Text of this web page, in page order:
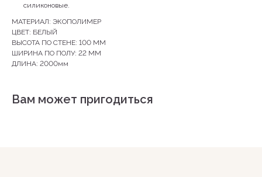
силиконовые.
МАТЕРИАЛ: ЭКОПОЛИМЕР
ЦВЕТ: БЕЛЫЙ
ВЫСОТА ПО СТЕНЕ: 100 ММ
ШИРИНА ПО ПОЛУ: 22 ММ
ДЛИНА: 2000мм
Вам может пригодиться
+79142231965